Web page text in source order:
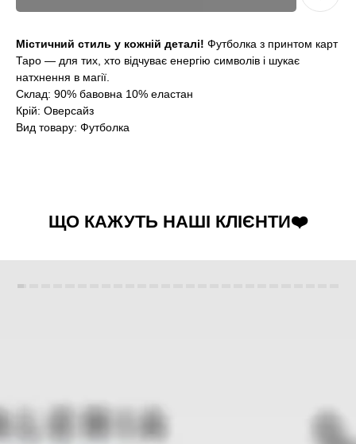
Містичний стиль у кожній деталі! Футболка з принтом карт
Таро — для тих, хто відчуває енергію символів і шукає
натхнення в магії.
Склад: 90% бавовна 10% еластан
Крій: Оверсайз
Вид товару: Футболка
ЩО КАЖУТЬ НАШІ КЛІЄНТИ❤️